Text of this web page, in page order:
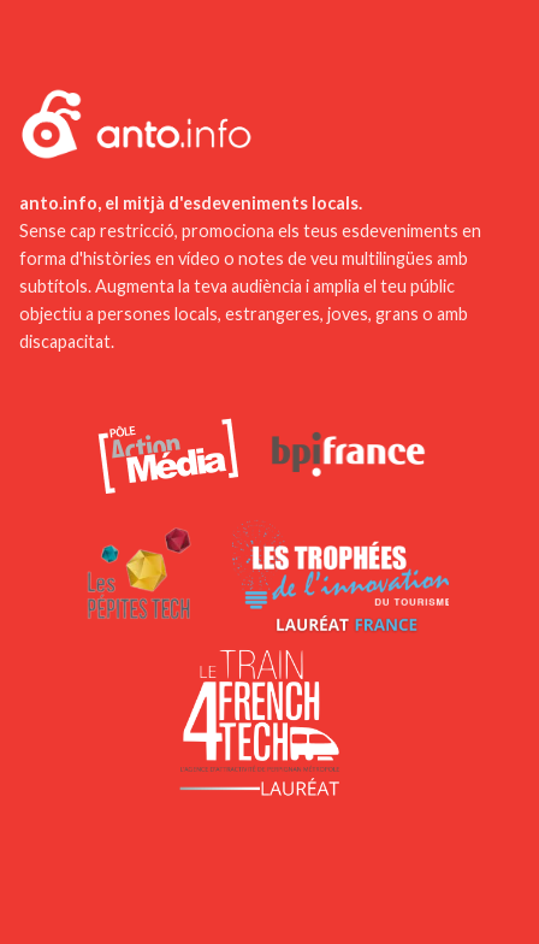
anto.info, el mitjà d'esdeveniments locals.
Sense cap restricció, promociona els teus esdeveniments en
forma d'històries en vídeo o notes de veu multilingües amb
subtítols. Augmenta la teva audiència i amplia el teu públic
objectiu a persones locals, estrangeres, joves, grans o amb
discapacitat.